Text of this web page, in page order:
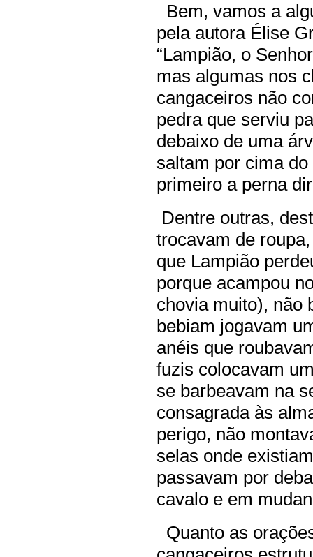
Bem, vamos a
pela autora Élise
“Lampião, o
mas algumas nos
cangaceiros não
pedra que serviu
debaixo de uma
saltam por cima
primeiro a perna
Dentre outras,
trocavam de
que Lampião
porque acampou
chovia muito), não
bebiam jogavam
anéis que
fuzis colocavam
se barbeavam na
consagrada às
perigo, não
selas onde
passavam por
cavalo e em
Quanto as